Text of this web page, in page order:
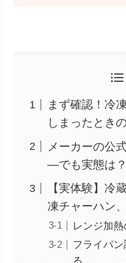
まず確認！冷
しまったとき
メーカーの公
—でも実態は？
【実体験】冷
凍チャーハン
レンジ加熱
フライパ